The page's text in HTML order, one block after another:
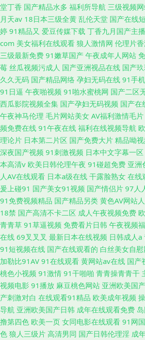
堂丁香 国产精品水多 福利所导航 三级视频网
月天av 18日本三级全黄 乱伦天堂 国产在线
婷 91精品又 爱豆传媒下载 丁香九月国产主播
com 美女福利在线观看 狼人激情网 伦理片
三级最新免费 91嫩草国产 午夜成年人网站
莓 丝瓜视频污成人 国产亚洲视品在线 国产
久久无码 国产精品网络 孕妇无码在线 91手
91日逼 午夜啪视频 91啪水蜜桃网 国产二区
西瓜影院视频全集 国产孕妇无码视频 国产在
午夜神马伦理 毛片网站美女 AV福利激情毛片
频免费在线 91午夜在线 福利在线视频导航
理论片 日本第二片区 国产免费大片 精品呦
深夜国产视频 91刺激视频 日本中文字幕一区
本高清v 欧美日韩伦理午夜 91碰超免费 亚洲
人AV在线观看 日本a级在线 干露脸熟女 在线
爰上碰91 国产美女91视频 国产情侣片 97人
91免费视频精品 国产精品另类 黄色AV网站人
18禁 国产高清不卡二区 成人午夜视频免费
青青草 91草逼视频 免费看片日韩 午夜视频
在线 69叉叉叉 最新日本在线视频 日韩成人a
91短视频在线 国产在线观看的 白丝美女自
加勒比91AV 91在线观看 黄网站av在线 国产
桃色小视频 91激情 91干啪啪 青青操青青干
视频电影 91播放 麻豆桃色网站 亚洲欧美国
产刺激对白 在线观看91精品 欧美成年视频
导航 亚洲欧美国产日韩 成年在线观看免费
撸第四色 欧美一页 女同电影在线观看 91网
色 狼人三级片 高清男同 国产日韩伦理淫 成